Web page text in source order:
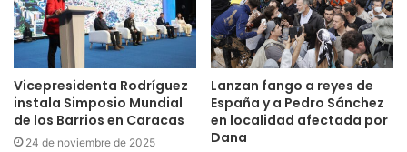
Vicepresidenta Rodríguez
instala Simposio Mundial
de los Barrios en Caracas
24 de noviembre de 2025
Lanzan fango a reyes de
España y a Pedro Sánchez
en localidad afectada por
Dana